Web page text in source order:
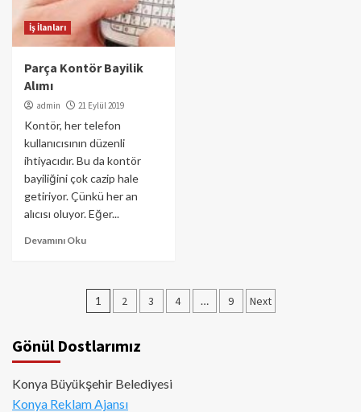
İş İlanları
Parça Kontör Bayilik
Alımı
admin 21 Eylül 2019
Kontör, her telefon
kullanıcısının düzenli
ihtiyacıdır. Bu da kontör
bayiliğini çok cazip hale
getiriyor. Çünkü her an
alıcısı oluyor. Eğer...
Devamını Oku
Yazı
1 2 3 4 … 9 Next
Gönül Dostlarımız
Konya Büyükşehir Belediyesi
Konya Reklam Ajansı